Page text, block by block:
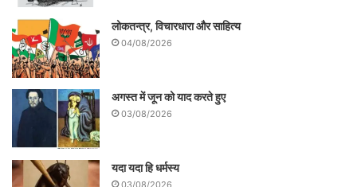
लोकतन्त्र, विचारधारा और साहित्य
04/08/2026
अगस्त में जून को याद करते हुए
03/08/2026
यदा यदा हि धर्मस्य
03/08/2026